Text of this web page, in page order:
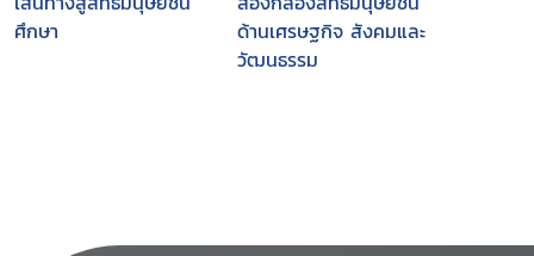
ศึกษา
ด้านเศรษฐกิจ สังคมและ
วัฒนธรรม